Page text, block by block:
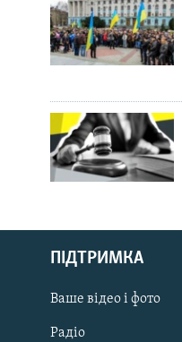
Русский
Qırımtatar
ДОЛУЧАЙСЯ!
ПІДТРИМКА
Ваше відео і фото
Радіо